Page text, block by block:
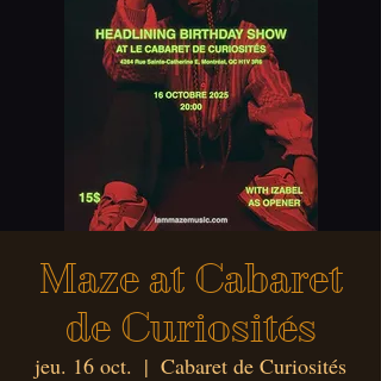
Maze at Cabaret
de Curiosités
jeu. 16 oct.
  |
Cabaret de Curiosités